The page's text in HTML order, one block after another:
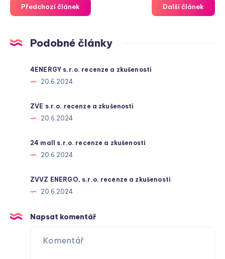
Předchozí článek Další článek
Podobné články
4ENERGY s.r.o. recenze a zkušenosti
20.6.2024
ZVE s.r.o. recenze a zkušenosti
20.6.2024
24 mall s.r.o. recenze a zkušenosti
20.6.2024
ZVVZ ENERGO, s.r.o. recenze a zkušenosti
20.6.2024
Napsat komentář